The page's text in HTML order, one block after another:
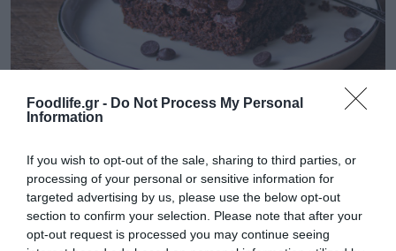
Foodlife.gr - Do Not Process My Personal
Information
If you wish to opt-out of the sale, sharing to third parties, or
processing of your personal or sensitive information for
targeted advertising by us, please use the below opt-out
section to confirm your selection. Please note that after your
opt-out request is processed you may continue seeing
Σοκολατένια και vegan brownies με σάλτσα
Η συνταγή από τους Μύλους Αγίου Γεωργίου και τη σελίδα
Funkycook